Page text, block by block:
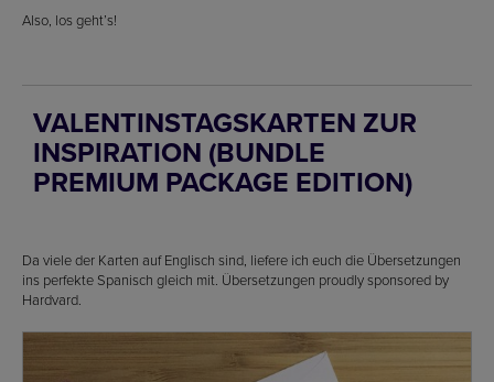
Also, los geht’s!
VALENTINSTAGSKARTEN ZUR
INSPIRATION (BUNDLE
PREMIUM PACKAGE EDITION)
Da viele der Karten auf Englisch sind, liefere ich euch die Übersetzungen
ins perfekte Spanisch gleich mit. Übersetzungen proudly sponsored by
Hardvard.